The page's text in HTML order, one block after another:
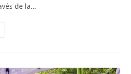
de la…